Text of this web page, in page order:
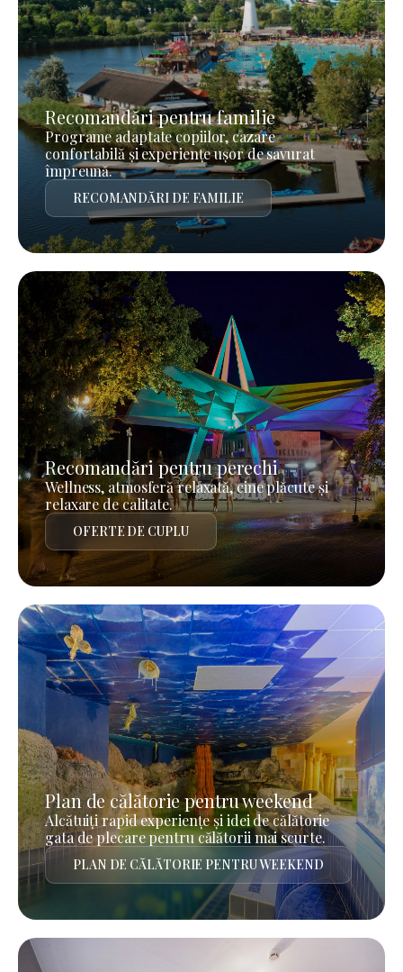
Recomandări pentru familie
Programe adaptate copiilor, cazare
confortabilă și experiențe ușor de savurat
împreună.
RECOMANDĂRI DE FAMILIE
Recomandări pentru perechi
Wellness, atmosferă relaxată, cine plăcute și
relaxare de calitate.
OFERTE DE CUPLU
Plan de călătorie pentru weekend
Alcătuiți rapid experiențe și idei de călătorie
gata de plecare pentru călătorii mai scurte.
PLAN DE CĂLĂTORIE PENTRU WEEKEND